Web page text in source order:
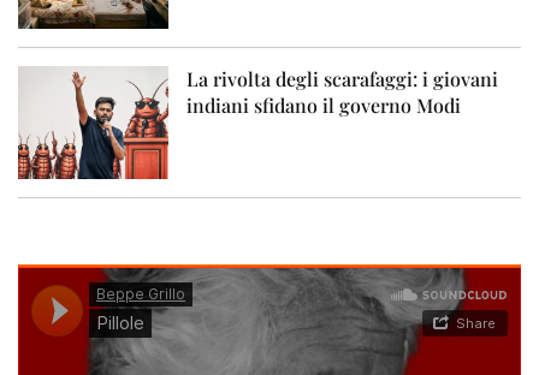
La rivolta degli scarafaggi: i giovani
indiani sfidano il governo Modi